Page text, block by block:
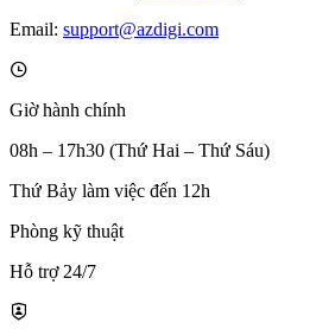
Email: support@azdigi.com
Giờ hành chính
08h – 17h30 (Thứ Hai – Thứ Sáu)
Thứ Bảy làm việc đến 12h
Phòng kỹ thuật
Hỗ trợ 24/7